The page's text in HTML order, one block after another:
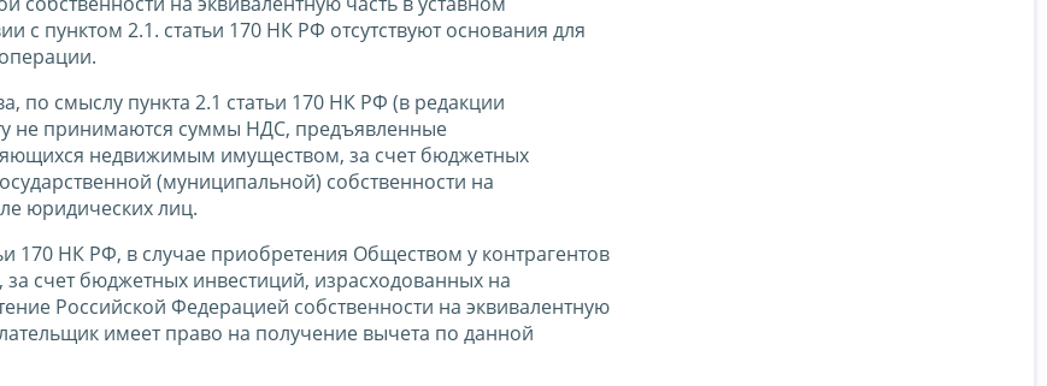
с пунктом 2.1. статьи 170 НК РФ отсутствуют основания для
по смыслу пункта 2.1 статьи 170 НК РФ (в редакции
не принимаются суммы НДС, предъявленные
недвижимым имуществом, за счет бюджетных
(муниципальной) собственности на
юридических лиц.
170 НК РФ, в случае приобретения Обществом у контрагентов
счет бюджетных инвестиций, израсходованных на
Российской Федерацией собственности на эквивалентную
имеет право на получение вычета по данной